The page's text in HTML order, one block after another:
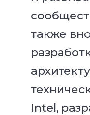
также
Intel,